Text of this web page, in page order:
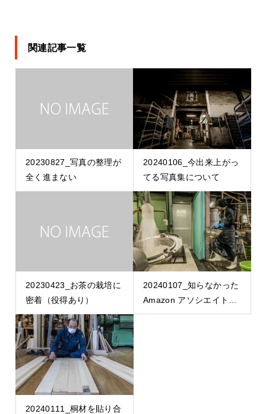
関連記事一覧
20230827_写真の整理が
全く進まない
20240106_今出来上がっ
てる写真集について
20230423_お茶の栽培に
密着（役得あり）
20240107_知らなかった
Amazon アソシエイト...
20240111_桐材を貼り合